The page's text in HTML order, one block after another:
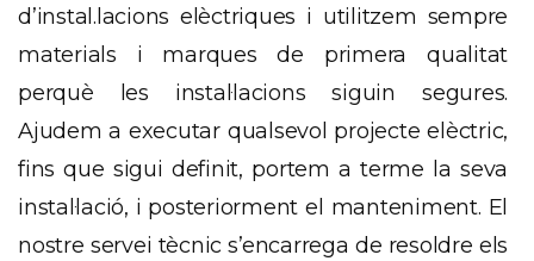
d’instal.lacions elèctriques i utilitzem sempre
materials i marques de primera qualitat
perquè les instal·lacions siguin segures.
Ajudem a executar qualsevol projecte elèctric,
fins que sigui definit, portem a terme la seva
instal·lació, i posteriorment el manteniment. El
nostre servei tècnic s’encarrega de resoldre els